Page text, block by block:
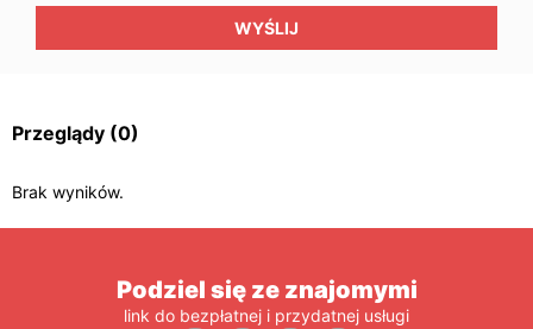
WYŚLIJ
Przeglądy (0)
Brak wyników.
Podziel się ze znajomymi
link do bezpłatnej i przydatnej usługi